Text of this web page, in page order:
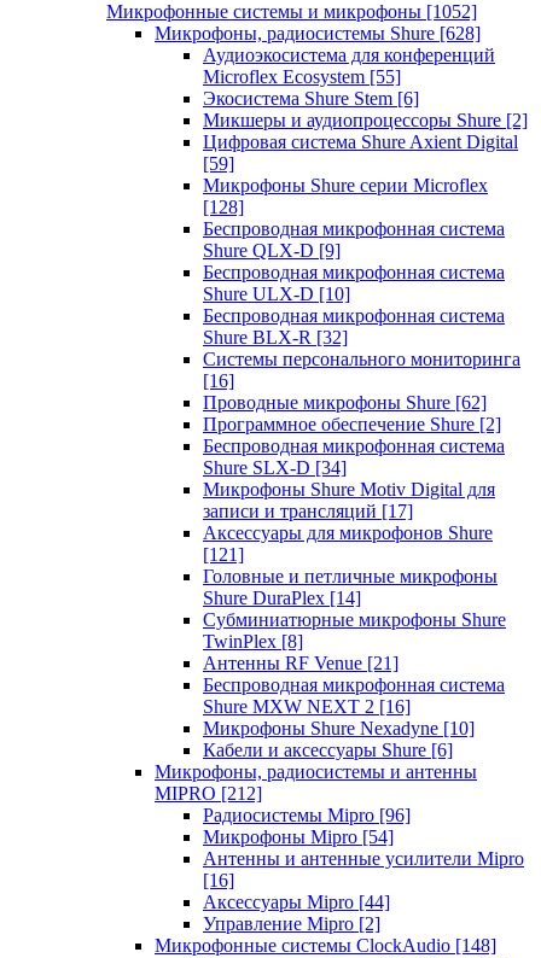
Микрофонные системы и микрофоны [1052]
Микрофоны, радиосистемы Shure [628]
Аудиоэкосистема для конференций
Microflex Ecosystem [55]
Экосистема Shure Stem [6]
Микшеры и аудиопроцессоры Shure [2]
Цифровая система Shure Axient Digital
[59]
Микрофоны Shure серии Microflex
[128]
Беспроводная микрофонная система
Shure QLX-D [9]
Беспроводная микрофонная система
Shure ULX-D [10]
Беспроводная микрофонная система
Shure BLX-R [32]
Системы персонального мониторинга
[16]
Проводные микрофоны Shure [62]
Программное обеспечение Shure [2]
Беспроводная микрофонная система
Shure SLX-D [34]
Микрофоны Shure Motiv Digital для
записи и трансляций [17]
Аксессуары для микрофонов Shure
[121]
Головные и петличные микрофоны
Shure DuraPlex [14]
Субминиатюрные микрофоны Shure
TwinPlex [8]
Антенны RF Venue [21]
Беспроводная микрофонная система
Shure MXW NEXT 2 [16]
Микрофоны Shure Nexadyne [10]
Кабели и аксессуары Shure [6]
Микрофоны, радиосистемы и антенны
MIPRO [212]
Радиосистемы Mipro [96]
Микрофоны Mipro [54]
Антенны и антенные усилители Mipro
[16]
Аксессуары Mipro [44]
Управление Mipro [2]
Микрофонные системы ClockAudio [148]